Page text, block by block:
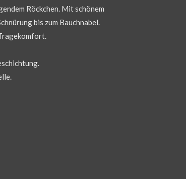
Röckchen. Mit schönem
bis zum Bauchnabel.